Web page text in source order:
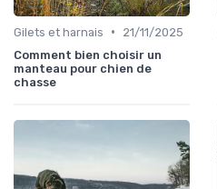
Gilets et harnais •
21/11/2025
Comment bien choisir un
manteau pour chien de
chasse